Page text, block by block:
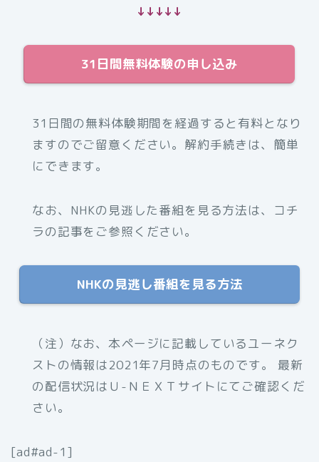
↓↓↓↓↓
31日間無料体験の申し込み
31日間の無料体験期間を経過すると有料となり
ますのでご留意ください。解約手続きは、簡単
にできます。
なお、NHKの見逃した番組を見る方法は、コチ
ラの記事をご参照ください。
NHKの見逃し番組を見る方法
（注）なお、本ページに記載しているユーネク
ストの情報は2021年7月時点のものです。 最新
の配信状況はＵ-ＮＥＸＴサイトにてご確認くだ
さい。
[ad#ad-1]